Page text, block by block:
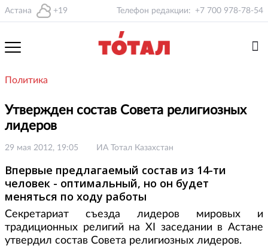
Астана +19 Телефон редакции: +7 700 978-78-54
Политика
Утвержден состав Совета религиозных
лидеров
29 мая 2012, 19:05 ИА Тотал Казахстан
Впервые предлагаемый состав из 14-ти
человек - оптимальный, но он будет
меняться по ходу работы
Секретариат съезда лидеров мировых и
традиционных религий на ХI заседании в Астане
утвердил состав Совета религиозных лидеров.